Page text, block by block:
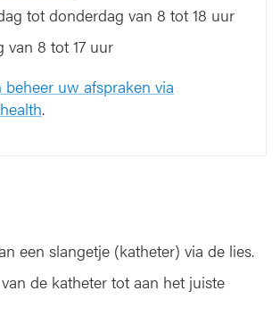
tot donderdag van 8 tot 18 uur
van 8 tot 17 uur
beheer uw afspraken via
.
een slangetje (katheter) via de lies.
de katheter tot aan het juiste